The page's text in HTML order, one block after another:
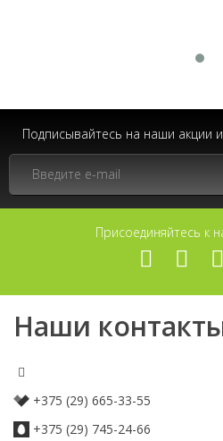
Подписывайтесь на наши акции
Присоединяйтесь к
Наши
+375 (29) 665-33-55
+375 (29) 745-24-66